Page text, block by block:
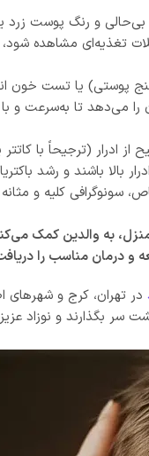
و رنگ پوست زرد
تغذیه‌ای مشاهده
پوستی) یا تست خون
را می‌دهد تا به‌سرعت و
ادرار (ترجیحاً با
باشند و رشد
کلیه و مثانه
به والدین کمک می‌کند
و درمان مناسب را
در تهران، کرج و شهرهای
سر بگذارند و نوزاد